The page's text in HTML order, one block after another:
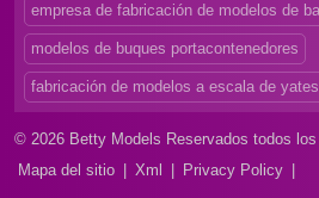
empresa de fabricación de modelos de
modelos de buques portacontenedores
fabricación de modelos a escala de yates
© 2026 Betty Models Reservados todos los
Mapa del sitio
Xml Privacy Policy